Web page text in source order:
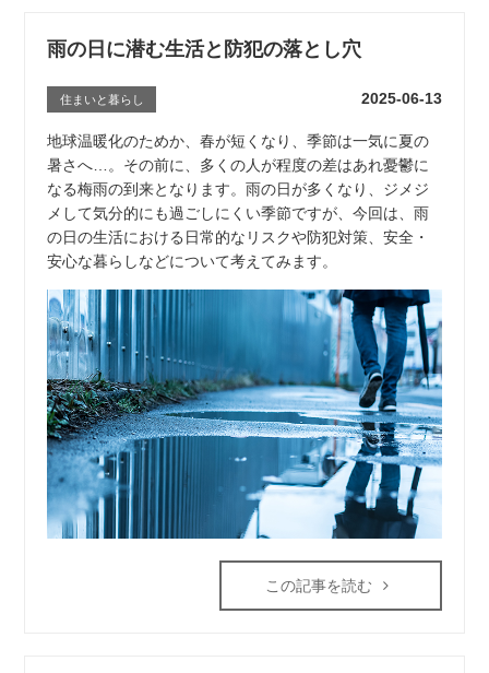
雨の日に潜む生活と防犯の落とし穴
住まいと暮らし 2025-06-13
地球温暖化のためか、春が短くなり、季節は一気に夏の
暑さへ…。その前に、多くの人が程度の差はあれ憂鬱に
なる梅雨の到来となります。雨の日が多くなり、ジメジ
メして気分的にも過ごしにくい季節ですが、今回は、雨
の日の生活における日常的なリスクや防犯対策、安全・
安心な暮らしなどについて考えてみます。
この記事を読む